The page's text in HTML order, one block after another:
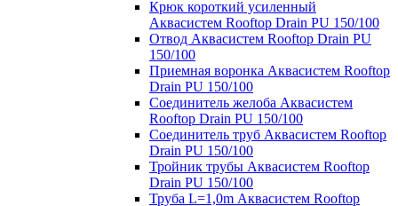
Крюк короткий усиленный
Аквасистем Rooftop Drain PU 150/100
Отвод Аквасистем Rooftop Drain PU
150/100
Приемная воронка Аквасистем Rooftop
Drain PU 150/100
Соединитель желоба Аквасистем
Rooftop Drain PU 150/100
Соединитель труб Аквасистем Rooftop
Drain PU 150/100
Тройник трубы Аквасистем Rooftop
Drain PU 150/100
Труба L=1,0m Аквасистем Rooftop